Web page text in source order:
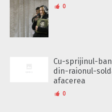
0
Cu-sprijinul-
din-raionul-
afacerea
0